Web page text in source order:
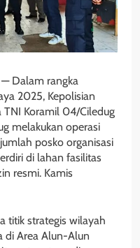
— Dalam rangka
2025, Kepolisian
TNI Koramil 04/Ciledug
melakukan operasi
posko organisasi
di lahan fasilitas
resmi. Kamis
titik strategis wilayah
di Area Alun-Alun